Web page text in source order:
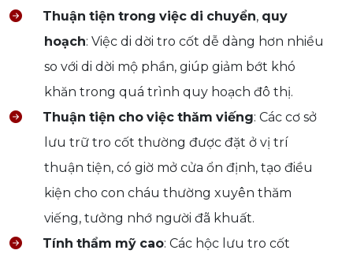
Thuận tiện trong việc di chuyển, quy
hoạch: Việc di dời tro cốt dễ dàng hơn nhiều
so với di dời mộ phần, giúp giảm bớt khó
khăn trong quá trình quy hoạch đô thị.
Thuận tiện cho việc thăm viếng: Các cơ sở
lưu trữ tro cốt thường được đặt ở vị trí
thuận tiện, có giờ mở cửa ổn định, tạo điều
kiện cho con cháu thường xuyên thăm
viếng, tưởng nhớ người đã khuất.
Tính thẩm mỹ cao: Các hộc lưu tro cốt